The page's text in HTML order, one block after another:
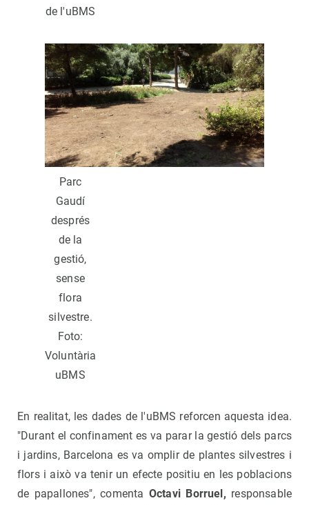
de l'uBMS
Parc
Gaudí
després
de la
gestió,
sense
flora
silvestre.
Foto:
Voluntària
uBMS
En realitat, les dades de l'uBMS reforcen aquesta idea.
"Durant el confinament es va parar la gestió dels parcs
i jardins, Barcelona es va omplir de plantes silvestres i
flors i això va tenir un efecte positiu en les poblacions
de papallones", comenta Octavi Borruel, responsable